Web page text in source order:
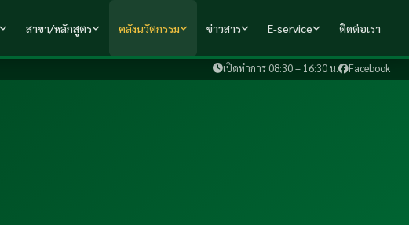
เปิดทำการ 08:30 – 16:30 น. Facebook
สาขา/หลักสูตร คลังนวัตกรรม ข่าวสาร E-service ติดต่อเรา